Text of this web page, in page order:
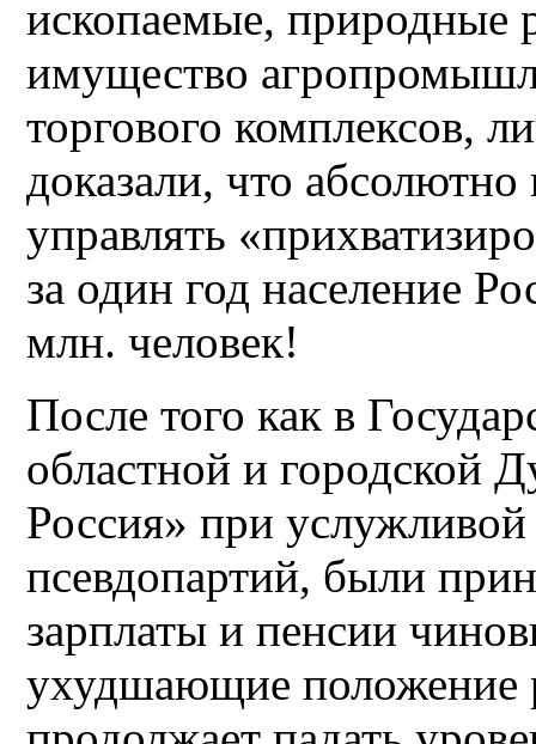
ископаемые, природные
имущество
торгового комплексов,
доказали, что
управлять
за один год население
млн. человек!
После того как в
областной и городской
Россия» при
псевдопартий, были
зарплаты и пенсии
ухудшающие положение